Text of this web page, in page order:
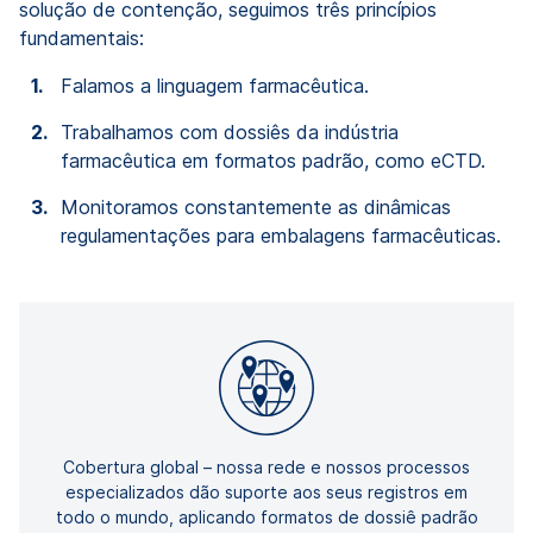
solução de contenção, seguimos três princípios
fundamentais:
Falamos a linguagem farmacêutica.
Trabalhamos com dossiês da indústria
farmacêutica em formatos padrão, como eCTD.
Monitoramos constantemente as dinâmicas
regulamentações para embalagens farmacêuticas.
Cobertura global – nossa rede e nossos processos
especializados dão suporte aos seus registros em
todo o mundo, aplicando formatos de dossiê padrão